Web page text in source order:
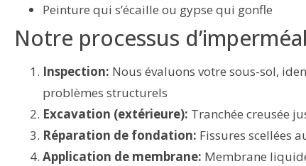
Peinture qui s’écaille ou gypse qui gonfle
Notre processus
Inspection: Nous évaluons votre sous-sol,
problèmes structurels
Excavation (extérieure): Tranchée creusée
Réparation de fondation: Fissures scellées
Application de membrane: Membrane